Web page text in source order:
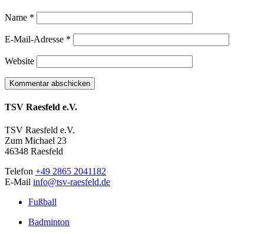
Name *
E-Mail-Adresse *
Website
TSV Raesfeld e.V.
TSV Raesfeld e.V.
Zum Michael 23
46348 Raesfeld
Telefon +49 2865 2041182
E-Mail info@tsv-raesfeld.de
Fußball
Badminton